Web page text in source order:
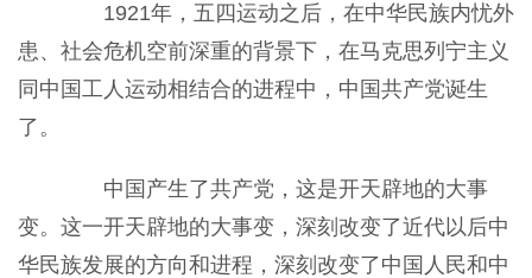
1921年，五四运动之后，在中华民族内忧外
患、社会危机空前深重的背景下，在马克思列宁主义
同中国工人运动相结合的进程中，中国共产党诞生
了。
中国产生了共产党，这是开天辟地的大事
变。这一开天辟地的大事变，深刻改变了近代以后中
华民族发展的方向和进程，深刻改变了中国人民和中